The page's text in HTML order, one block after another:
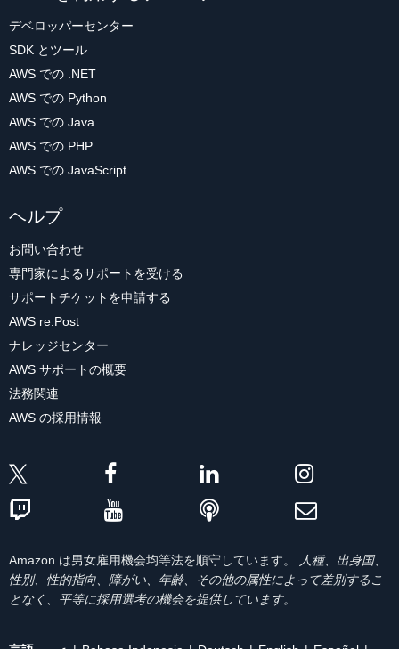
デベロッパーセンター
SDK とツール
AWS での .NET
AWS での Python
AWS での Java
AWS での PHP
AWS での JavaScript
ヘルプ
お問い合わせ
専門家によるサポートを受ける
サポートチケットを申請する
AWS re:Post
ナレッジセンター
AWS サポートの概要
法務関連
AWS の採用情報
Amazon は男女雇用機会均等法を順守しています。
人種、出身国、
性別、性的指向、障がい、年齢、その他の属性によって差別するこ
となく、平等に採用選考の機会を提供しています。